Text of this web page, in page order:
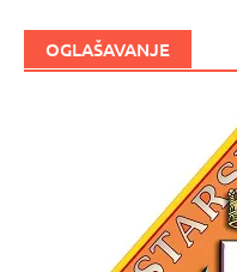
OGLAŠAVANJE